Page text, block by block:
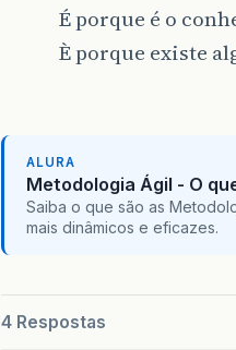
É porque é o
È porque existe
ALURA
Metodologia Ágil - O
Saiba o que são as
mais dinâmicos e eficazes.
4 Respostas